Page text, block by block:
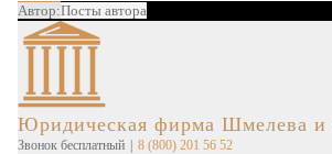
Автор:Посты автора
Юридическая фирма Шмелева и
Звонок бесплатный 8 (800) 201 56 52